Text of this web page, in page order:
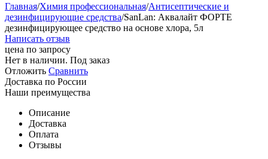
Главная/Химия профессиональная/Антисептические и
дезинфицирующие средства/SanLan: Аквалайт ФОРТЕ
дезинфицирующее средство на основе хлора, 5л
Написать отзыв
цена по запросу
Нет в наличии. Под заказ
Отложить Сравнить
Доставка по России
Наши преимущества
Описание
Доставка
Оплата
Отзывы